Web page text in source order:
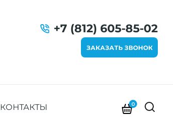
+7 (812) 605-85-02
ЗАКАЗАТЬ ЗВОНОК
КОНТАКТЫ 0